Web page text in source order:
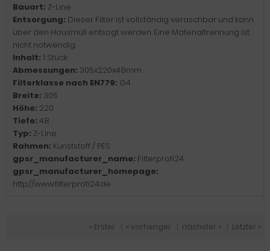
Bauart: Z-Line
Entsorgung: Dieser Filter ist vollständig veraschbar und kann
über den Hausmüll entsogt werden. Eine Materialtrennung ist
nicht notwendig.
Inhalt: 1 Stück
Abmessungen: 305x220x48mm
Filterklasse nach EN779: G4
Breite: 305
Höhe: 220
Tiefe: 48
Typ: Z-Line
Rahmen: Kunststoff / PES
gpsr_manufacturer_name: Filterprofi24
gpsr_manufacturer_homepage:
http://www.filterprofi24.de
« Erster « vorheriger nächster » Letzter »